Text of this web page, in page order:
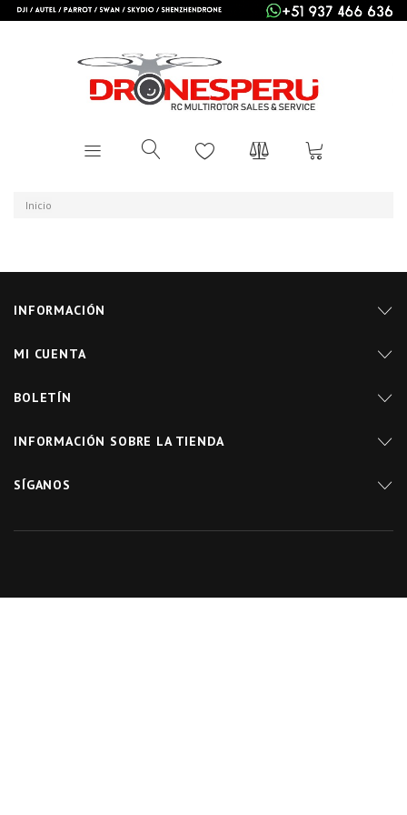
Inicio
INFORMACIÓN
MI CUENTA
BOLETÍN
INFORMACIÓN SOBRE LA TIENDA
SÍGANOS